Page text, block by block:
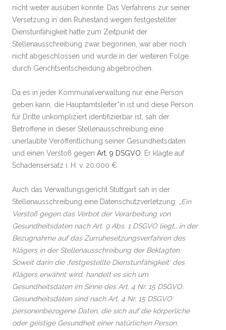
nicht weiter ausüben konnte. Das Verfahrens zur seiner
Versetzung in den Ruhestand wegen festgestellter
Dienstunfähigkeit hatte zum Zeitpunkt der
Stellenausschreibung zwar begonnen, war aber noch
nicht abgeschlossen und wurde in der weiteren Folge
durch Gerichtsentscheidung abgebrochen.
Da es in jeder Kommunalverwaltung nur eine Person
geben kann, die Hauptamtsleiter*in ist und diese Person
für Dritte unkompliziert identifizierbar ist, sah der
Betroffene in dieser Stellenausschreibung eine
unerlaubte Veröffentlichung seiner Gesundheitsdaten
und einen Verstoß gegen Art. 9 DSGVO . Er klagte auf
Schadensersatz i. H. v. 20.000 €.
Auch das Verwaltungsgericht Stuttgart sah in der
Stellenausschreibung eine Datenschutzverletzung: „Ein
Verstoß gegen das Verbot der Verarbeitung von
Gesundheitsdaten nach Art. 9 Abs. 1 DSGVO liegt… in der
Bezugnahme auf das Zurruhesetzungsverfahren des
Klägers in der Stellenausschreibung der Beklagten.
Soweit darin die ‚festgestellte Dienstunfähigkeit‘ des
Klägers erwähnt wird, handelt es sich um
Gesundheitsdaten im Sinne des Art. 4 Nr. 15 DSGVO.
Gesundheitsdaten sind nach Art. 4 Nr. 15 DSGVO
personenbezogene Daten, die sich auf die körperliche
oder geistige Gesundheit einer natürlichen Person,